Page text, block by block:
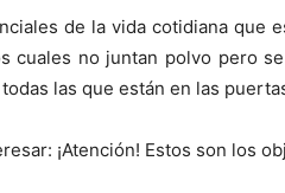
de la vida cotidiana que
cuales no juntan polvo pero
las que están en las
¡Atención! Estos son los